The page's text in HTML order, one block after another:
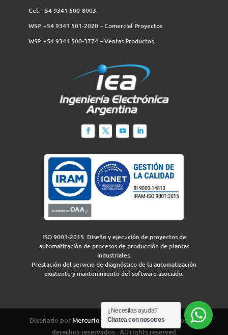
Cel. +54 9341 500-8003
WSP. +54 9341 501-2020 – Comercial Proyectos
WSP. +54 9341 500-3774‬ – Ventas Productos
ISO 9001-2015: Diseño y ejecución de proyectos de
automatización de procesos de producción de plantas
industriales.
Prestación del servicio de diagnóstico de la automatización
existente y mantenimiento del software asociado.
Diseñado porMercurio Grouppara IEA 2026 · Todos los
derechos reservados · All rights reserved
¿Necesitas ayuda?
Chatea con nosotros